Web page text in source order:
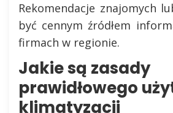
Rekomendacje znajomych
być cennym źródłem
firmach w regionie.
Jakie są zasady
prawidłowego
klimatyzacji